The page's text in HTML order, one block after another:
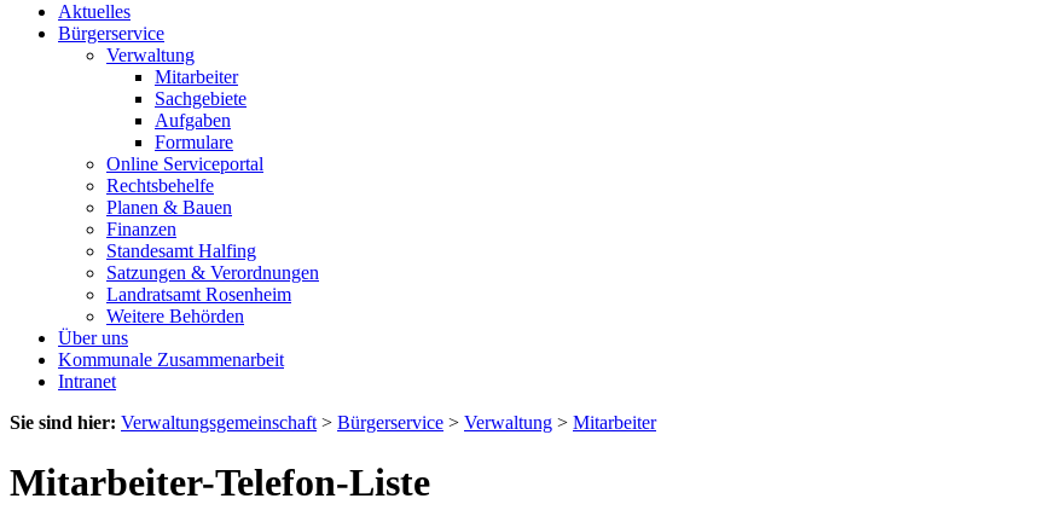
Aktuelles
Bürgerservice
Verwaltung
Mitarbeiter
Sachgebiete
Aufgaben
Formulare
Online Serviceportal
Rechtsbehelfe
Planen & Bauen
Finanzen
Standesamt Halfing
Satzungen & Verordnungen
Landratsamt Rosenheim
Weitere Behörden
Über uns
Kommunale Zusammenarbeit
Intranet
Sie sind hier: Verwaltungsgemeinschaft > Bürgerservice > Verwaltung > Mitarbeiter
Mitarbeiter-Telefon-Liste